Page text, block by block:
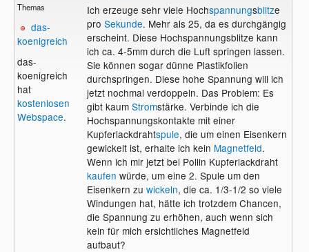
Themas
das-
koenigreich
das-
koenigreich
hat
kostenlosen
Webspace.
Ich erzeuge sehr viele Hochspannungsblitze
pro Sekunde. Mehr als 25, da es durchgängig
erscheint. Diese Hochspannungsblitze kann
ich ca. 4-5mm durch die Luft springen lassen.
Sie können sogar dünne Plastikfolien
durchspringen. Diese hohe Spannung will ich
jetzt nochmal verdoppeln. Das Problem: Es
gibt kaum Stromstärke. Verbinde ich die
Hochspannungskontakte mit einer
Kupferlackdrahtspule, die um einen Eisenkern
gewickelt ist, erhalte ich kein Magnetfeld.
Wenn ich mir jetzt bei Pollin Kupferlackdraht
kaufen würde, um eine 2. Spule um den
Eisenkern zu wickeln, die ca. 1/3-1/2 so viele
Windungen hat, hätte ich trotzdem Chancen,
die Spannung zu erhöhen, auch wenn sich
kein für mich ersichtliches Magnetfeld
aufbaut?